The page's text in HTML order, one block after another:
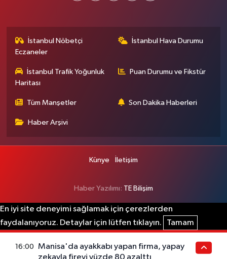
İstanbul Nöbetçi
Eczaneler
İstanbul Hava Durumu
İstanbul Trafik Yoğunluk
Haritası
Puan Durumu ve Fikstür
Tüm Manşetler Son Dakika Haberleri
Haber Arşivi
Künye İletişim
Haber Yazılımı: TE Bilişim
En iyi site deneyimi sağlamak için çerezlerden
faydalanıyoruz. Detaylar için lütfen tıklayın.
Tamam
16:00
Manisa'da ayakkabı yapan firma, yapay
zekayla fireyi yüzde 80 azalttı